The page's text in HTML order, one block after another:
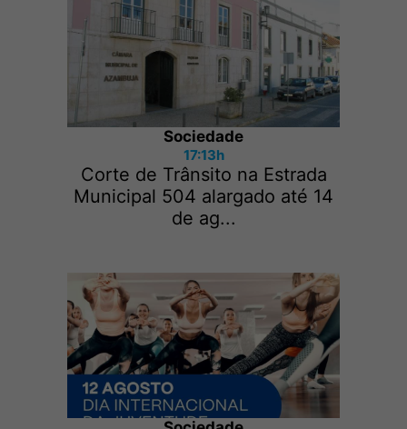
Sociedade
17:13h
Corte de Trânsito na Estrada
Municipal 504 alargado até 14
de ag...